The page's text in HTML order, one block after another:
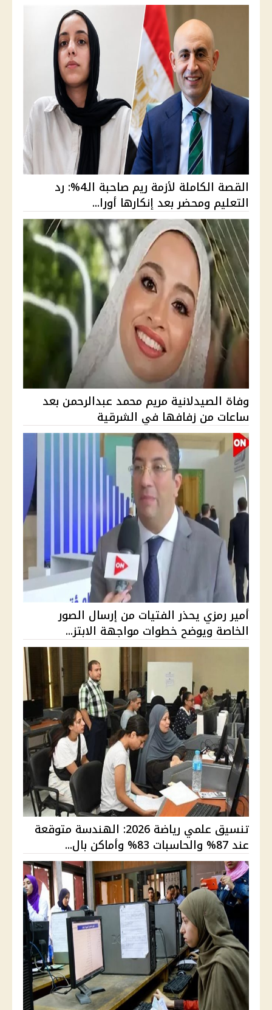
القصة الكاملة لأزمة ريم صاحبة الـ4%: رد
التعليم ومحضر بعد إنكارها أورا...
وفاة الصيدلانية مريم محمد عبدالرحمن بعد
ساعات من زفافها في الشرقية
أمير رمزي يحذر الفتيات من إرسال الصور
الخاصة ويوضح خطوات مواجهة الابتز...
تنسيق علمي رياضة 2026: الهندسة متوقعة
عند 87% والحاسبات 83% وأماكن بال...